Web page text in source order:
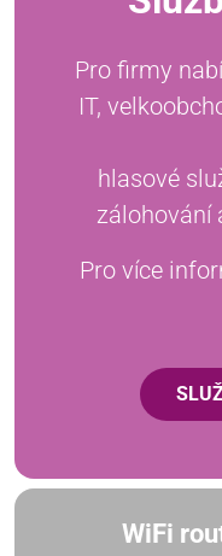
Pro firmy
IT,
hlasové
zálohování
Pro více
WiFi